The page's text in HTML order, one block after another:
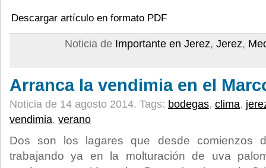
Descargar artículo en formato PDF
Noticia de Importante en Jerez, Jerez,
Arranca la vendimia en el
Noticia de 14 agosto 2014. Tags: bodegas, clima,
vendimia, verano
Dos son los lagares que desde comienzos
trabajando ya en la molturación de uva